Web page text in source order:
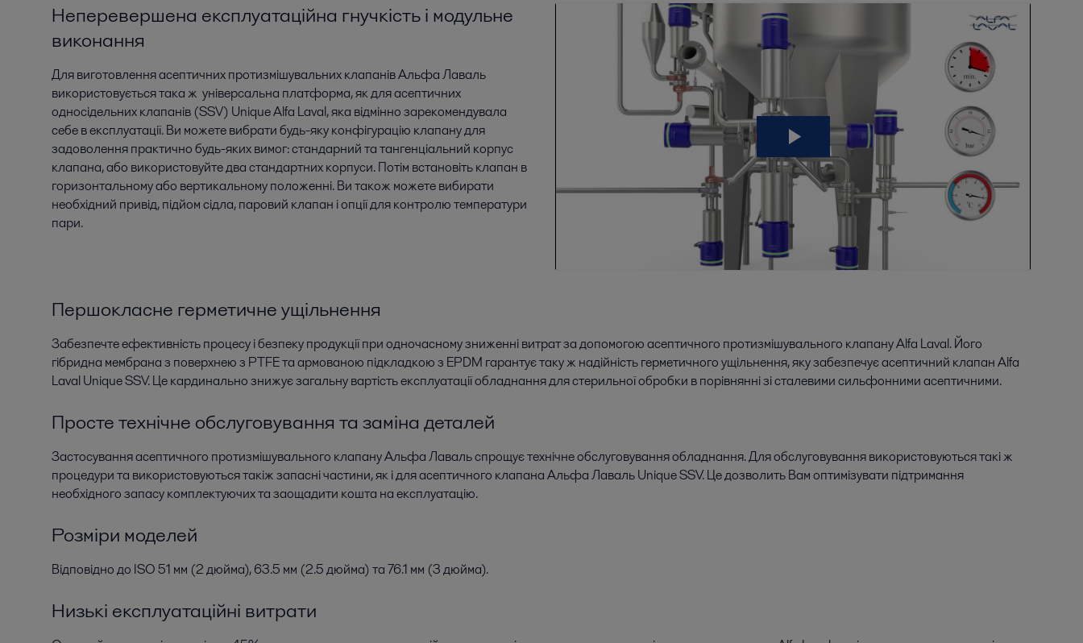
Неперевершена експлуатаційна гнучкість і модульне
виконання
Для виготовлення асептичних протизмішувальних клапанів Альфа Лаваль
використовується така ж універсальна платформа, як для асептичних
односідельних клапанів (SSV) Unique Alfa Laval, яка відмінно зарекомендувала
себе в експлуатації. Ви можете вибрати будь-яку конфігурацію клапану для
задоволення практично будь-яких вимог: стандарний та тангенціальний корпус
клапана, або використовуйте два стандартних корпуси. Потім встановіть клапан в
горизонтальному або вертикальному положенні. Ви також можете вибирати
необхідний привід, підйом сідла, паровий клапан і опції для контролю температури
пари.
Першокласне герметичне ущільнення
Забезпечте ефективність процесу і безпеку продукції при одночасному зниженні витрат за допомогою асептичного протизмішувального клапану Alfa Laval. Його
гібридна мембрана з поверхнею з PTFE та армованою підкладкою з EPDM гарантує таку ж надійність герметичного ущільнення, яку забезпечує асептичний клапан Alfa
Laval Unique SSV. Це кардинально знижує загальну вартість експлуатації обладнання для стерильної обробки в порівнянні зі сталевими сильфонними асептичними.
Просте технічне обслуговування та заміна деталей
Застосування асептичного протизмішувального клапану Альфа Лаваль спрощує технічне обслуговування обладнання. Для обслуговування використовуються такі ж
процедури та використовуються такіж запасні частини, як і для асептичного клапана Альфа Лаваль Unique SSV. Це дозволить Вам оптимізувати підтримання
необхідного запасу комплектуючих та заощадити кошта на експлуатацію.
Розміри моделей
Відповідно до ISO 51 мм (2 дюйма), 63.5 мм (2.5 дюйма) та 76.1 мм (3 дюйма).
Низькі експлуатаційні витрати